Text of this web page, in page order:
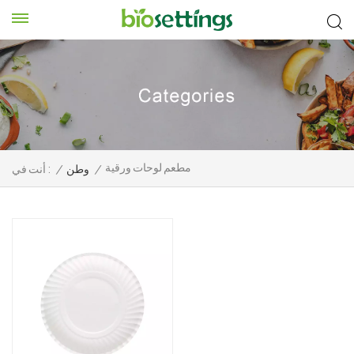
أنت في : / وطن / مطعم لوحات ورقية